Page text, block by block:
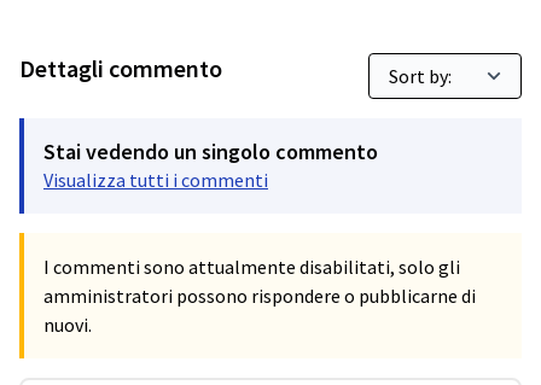
Dettagli commento
Stai vedendo un singolo commento
Visualizza tutti i commenti
I commenti sono attualmente disabilitati, solo gli
amministratori possono rispondere o pubblicarne di
nuovi.